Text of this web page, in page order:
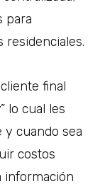
para
residenciales.
final
” lo cual les
cuando sea
costos
información